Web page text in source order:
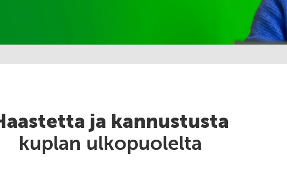
ja kannustusta
kuplan ulkopuolelta